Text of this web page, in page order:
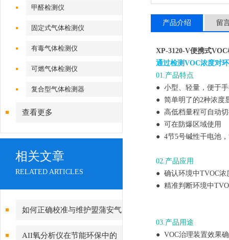
甲醛检测仪
固定式气体检测仪
有毒气体检测仪
可燃气体检测仪
复合型气体检测器
查看更多
相关文章
RELATED ARTICLES
如何正确校准与维护盟蒲安气
体检测仪？
AII氧分析仪在节能环保中的
产品介绍 留
XP-3120-V便携式
通过检测VOC浓度对
01.产品特点
● 小型、轻量，便于
● 简单明了的2种浓度
● 高低档量程可自动
● 可在防爆区域使用
● 4节5号碱性干电池
02.产品应用
● 确认环境中TVOC浓
● 精准判断环境中
03.产品用途
● VOC治理装置效果